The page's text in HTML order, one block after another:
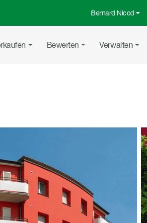
Top-Menü
Bernard Nicod
Bewerten Verwalten